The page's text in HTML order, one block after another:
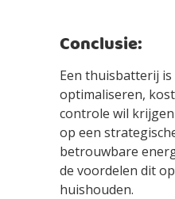
Conclusie:
Een thuisbatterij
optimaliseren,
controle wil
op een
betrouwbare
de voordelen dit
huishouden.